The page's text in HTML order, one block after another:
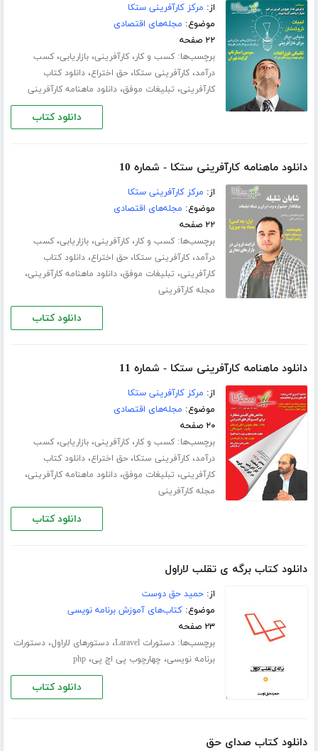
از: مرکز کارآفرینی ستکا
موضوع: مجله‌های اقتصادی
۲۲ صفحه
برچسب‌ها:کسب و کار،کارآفرینی،بازاریابی،کسب
درآمد،کارآفرینی ستکا،حق اختراع،دانلود کتاب
کارآفرینی، تبلیغات موفق،دانلود ماهنامه کارآفرینی
دانلود کتاب
دانلود ماهنامه کارآفرینی ستکا - شماره 10
از: مرکز کارآفرینی ستکا
موضوع: مجله‌های اقتصادی
۲۲ صفحه
برچسب‌ها:کسب و کار،کارآفرینی،بازاریابی،کسب
درآمد،کارآفرینی ستکا،حق اختراع،دانلود کتاب
کارآفرینی، تبلیغات موفق،دانلود ماهنامه کارآفرینی،
مجله کارآفرینی
دانلود کتاب
دانلود ماهنامه کارآفرینی ستکا - شماره 11
از: مرکز کارآفرینی ستکا
موضوع: مجله‌های اقتصادی
۲۰ صفحه
برچسب‌ها:کسب و کار،کارآفرینی،بازاریابی،کسب
درآمد،کارآفرینی ستکا،حق اختراع،دانلود کتاب
کارآفرینی، تبلیغات موفق،دانلود ماهنامه کارآفرینی،
مجله کارآفرینی
دانلود کتاب
دانلود کتاب برگه ی تقلب لاراول
از:حمید حق دوست
موضوع:کتاب‌های آموزش برنامه نویسی
۲۳ صفحه
برچسب‌ها:دستورات Laravel ،دستورهای لاراول،دستورات
برنامه نویسی، چهارچوب پی اچ پی،php
دانلود کتاب
دانلود کتاب صدای حق